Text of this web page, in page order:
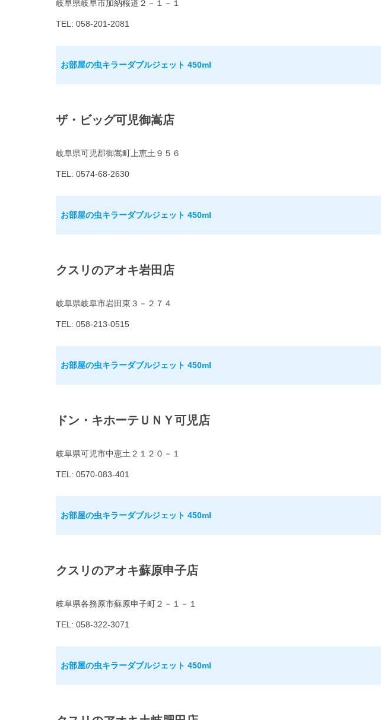
岐阜県岐阜市加納桜道２－１－１
TEL: 058-201-2081
お部屋の虫キラーダブルジェット 450ml
ザ・ビッグ可児御嵩店
岐阜県可児郡御嵩町上恵土９５６
TEL: 0574-68-2630
お部屋の虫キラーダブルジェット 450ml
クスリのアオキ岩田店
岐阜県岐阜市岩田東３－２７４
TEL: 058-213-0515
お部屋の虫キラーダブルジェット 450ml
ドン・キホーテＵＮＹ可児店
岐阜県可児市中恵土２１２０－１
TEL: 0570-083-401
お部屋の虫キラーダブルジェット 450ml
クスリのアオキ蘇原申子店
岐阜県各務原市蘇原申子町２－１－１
TEL: 058-322-3071
お部屋の虫キラーダブルジェット 450ml